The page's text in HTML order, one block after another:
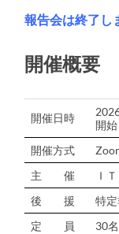
報告会は終了し
開催概要
開催日時
開
開催方式
主 催
Ｉ
後 援
特
定 員
30名